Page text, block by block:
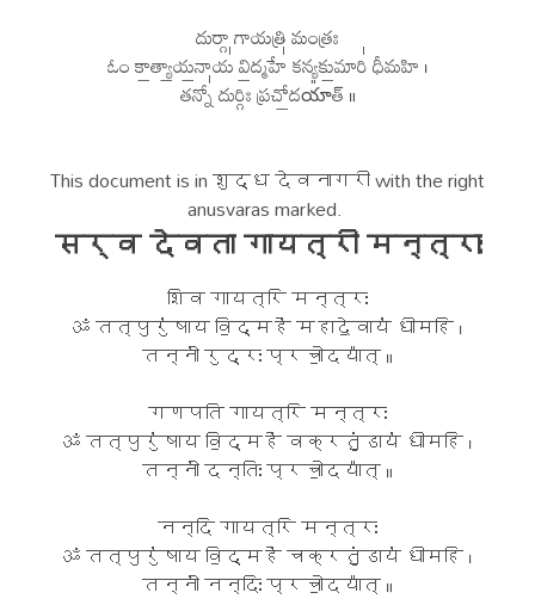
దుర్గా గాయత్రి మంత్రః
ఓం కా॒త్యా॒య॒నాయ॑ వి॒ద్మహే॑ కన్యకు॒మారి॑ ధీమహి ।
తన్నో॑ దుర్గిః ప్రచో॒దయా᳚త్ ॥
This document is in शुद्ध देवनागरी with the right
anusvaras marked.
सर्व देवता गायत्री मन्त्राः
शिव गायत्रि मन्त्रः
ॐ तत्पुरु॑षाय वि॒द्महे॑ महादे॒वाय॑ धीमहि ।
तन्नो॑ रुद्रः प्रचो॒दया᳚त् ॥
गणपति गायत्रि मन्त्रः
ॐ तत्पुरु॑षाय वि॒द्महे॑ वक्रतुं॒डाय॑ धीमहि ।
तन्नो॑ दन्तिः प्रचो॒दया᳚त् ॥
नन्दि गायत्रि मन्त्रः
ॐ तत्पुरु॑षाय वि॒द्महे॑ चक्रतुं॒डाय॑ धीमहि ।
तन्नो॑ नन्दिः प्रचो॒दया᳚त् ॥